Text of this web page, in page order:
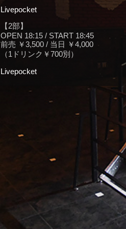
Livepocket
【2部】
OPEN 18:15 / START 18:45
前売 ￥3,500 / 当日 ￥4,000
（1ドリンク￥700別）
Livepocket